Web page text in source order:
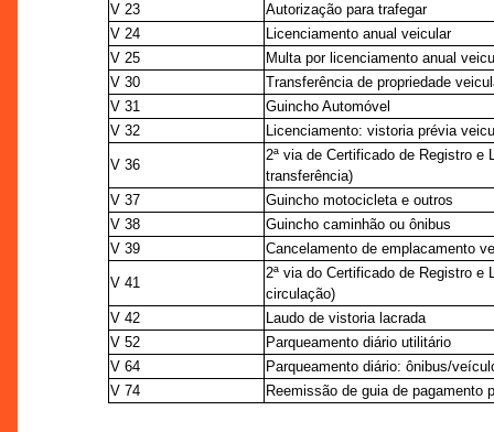
V 23
Autorização para trafegar
V 24
Licenciamento anual veicular
V 25
Multa por licenciamento anual
V 30
Transferência de propriedade
V 31
Guincho Automóvel
V 32
Licenciamento: vistoria prévia
V 36
2ª via de Certificado de Registro e
transferência)
V 37
Guincho motocicleta e outros
V 38
Guincho caminhão ou ônibus
V 39
Cancelamento de emplacamento
V 41
2ª via do Certificado de Registro e
circulação)
V 42
Laudo de vistoria lacrada
V 52
Parqueamento diário utilitário
V 64
Parqueamento diário: ônibus/
V 74
Reemissão de guia de pagamento